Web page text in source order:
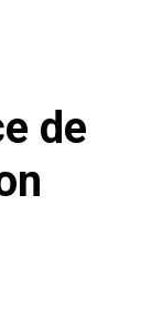
de